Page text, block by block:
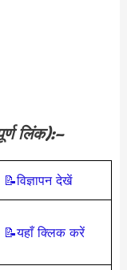
लिंक):–
📝विज्ञापन देखें
📝यहाँ क्लिक करें